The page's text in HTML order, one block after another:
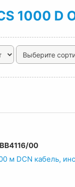
1000 D
00
м DCN кабель,